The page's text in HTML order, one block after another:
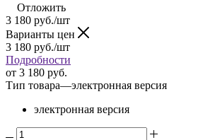
Отложить
3 180 руб./шт
Варианты цен
3 180 руб./шт
Подробности
от 3 180 руб.
Тип товара—электронная версия
электронная версия